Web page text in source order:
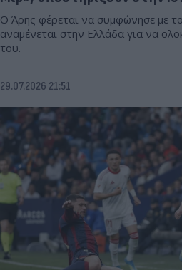
Ο Άρης φέρεται να συμφώνησε με
αναμένεται στην Ελλάδα για να
του.
29.07.2026 21:51